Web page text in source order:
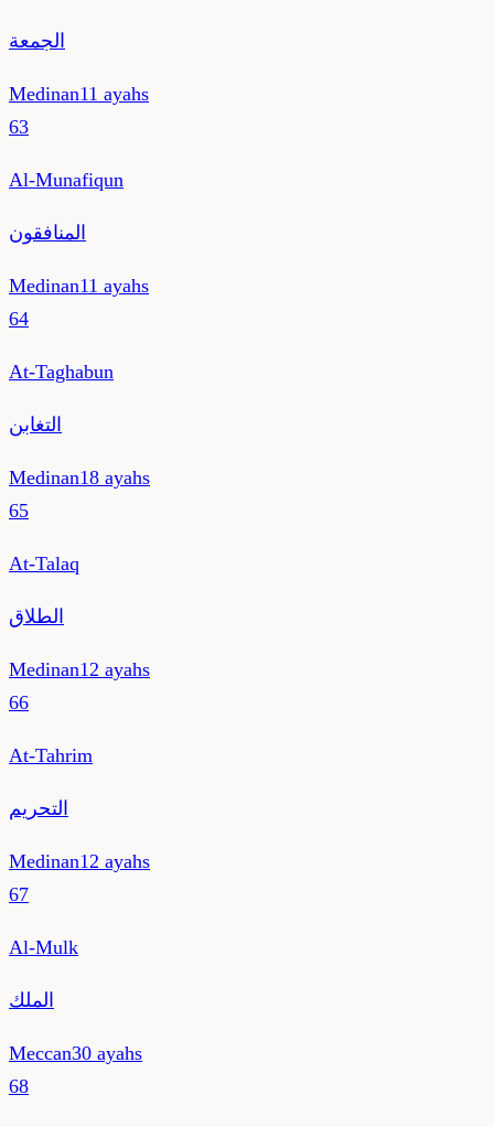
الجمعة
Medinan11 ayahs
63
Al-Munafiqun
المنافقون
Medinan11 ayahs
64
At-Taghabun
التغابن
Medinan18 ayahs
65
At-Talaq
الطلاق
Medinan12 ayahs
66
At-Tahrim
التحريم
Medinan12 ayahs
67
Al-Mulk
الملك
Meccan30 ayahs
68